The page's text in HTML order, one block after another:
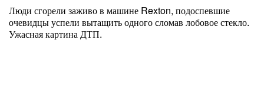
Люди сгорели заживо в машине Rexton, подоспевшие
очевидцы успели вытащить одного сломав лобовое стекло.
Ужасная картина ДТП.